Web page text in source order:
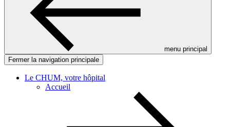
menu principal
Fermer la navigation principale
Le CHUM, votre hôpital
Accueil